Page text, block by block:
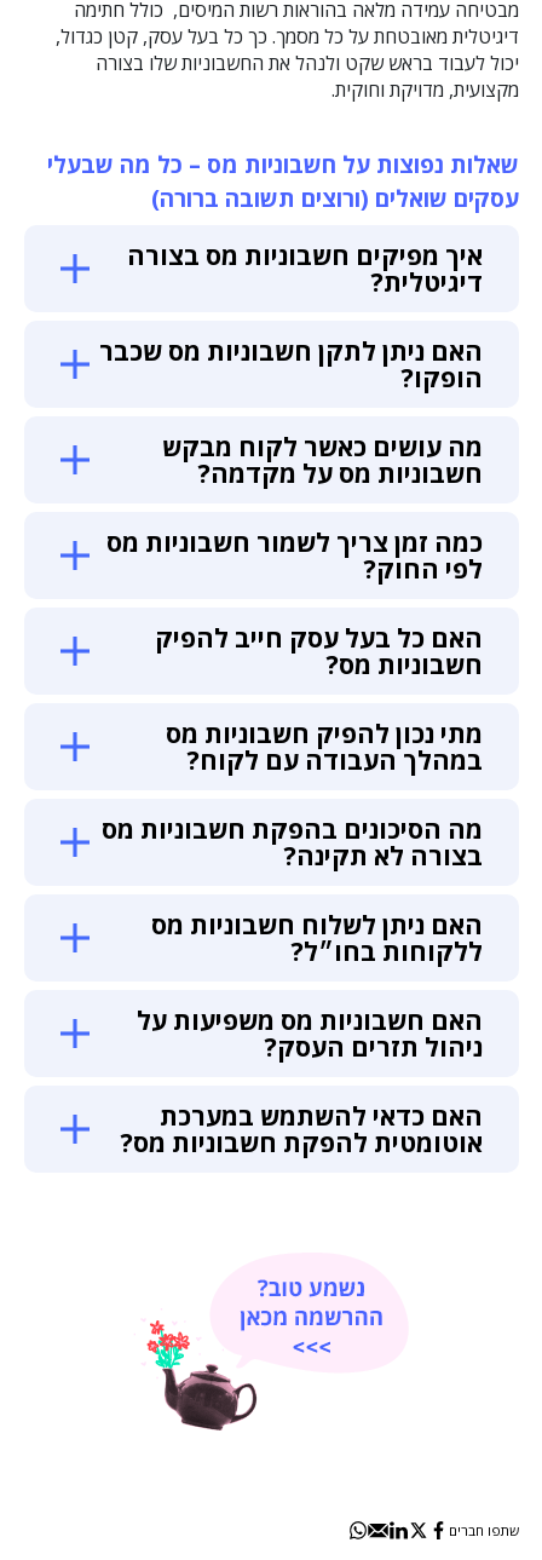
מבטיחה עמידה מלאה בהוראות רשות המיסים, כולל חתימה
דיגיטלית מאובטחת על כל מסמך. כך כל בעל עסק, קטן כגדול,
יכול לעבוד בראש שקט ולנהל את החשבוניות שלו בצורה
מקצועית, מדויקת וחוקית.
שאלות נפוצות על חשבוניות מס – כל מה שבעלי
עסקים שואלים (ורוצים תשובה ברורה)
איך מפיקים חשבוניות מס בצורה
דיגיטלית?
האם ניתן לתקן חשבוניות מס שכבר
הופקו?
מה עושים כאשר לקוח מבקש
חשבוניות מס על מקדמה?
כמה זמן צריך לשמור חשבוניות מס
לפי החוק?
האם כל בעל עסק חייב להפיק
חשבוניות מס?
מתי נכון להפיק חשבוניות מס
במהלך העבודה עם לקוח?
מה הסיכונים בהפקת חשבוניות מס
בצורה לא תקינה?
האם ניתן לשלוח חשבוניות מס
ללקוחות בחו״ל?
האם חשבוניות מס משפיעות על
ניהול תזרים העסק?
האם כדאי להשתמש במערכת
אוטומטית להפקת חשבוניות מס?
שתפו חברים